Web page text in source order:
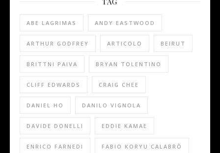
ABE LAGRIMAS ANDY EASTWOOD
ARTHUR GODFREY ARTICOLO BEIRUT
BRITTNI PAIVA BRYAN TOLENTINO
CLIFF EDWARDS CRAIG CHEE
DANIEL HO DANILO VIGNOLA
DAVIDE DONELLI EDDIE KAMAE
ENRICO FARNEDI FABIO KORYU CALABRÒ